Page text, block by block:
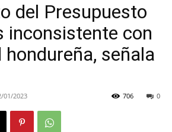
del Presupuesto
inconsistente con
hondureña, señala
01/2023 0
706